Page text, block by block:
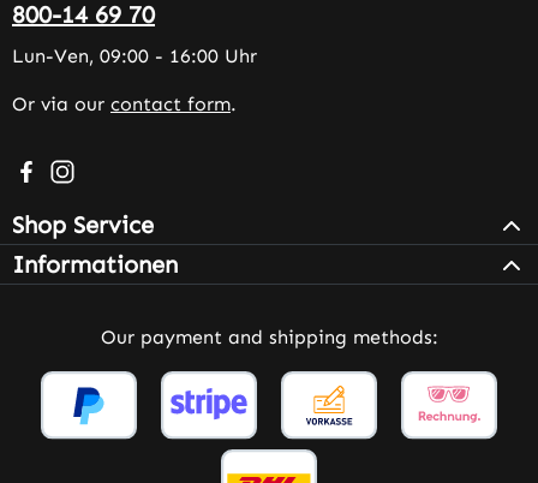
800-14 69 70
Lun-Ven, 09:00 - 16:00 Uhr
Or via our contact form.
Visit us on Facebook – opens in a new browser tab
Check us out on Instagram – opens in a new
Shop Service
Informationen
Our payment and shipping methods: